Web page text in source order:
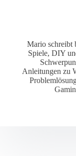
Mario schreibt
Spiele, DIY
Anleitungen zu